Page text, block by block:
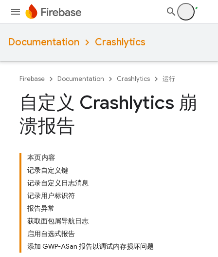
Documentation Crashlytics
Firebase Documentation Crashlytics 运行
自定义 Crashlytics 崩
溃报告
本页内容
记录自定义键
记录自定义日志消息
记录用户标识符
报告异常
获取面包屑导航日志
启用自选式报告
添加 GWP-ASan 报告以调试内存损坏问题